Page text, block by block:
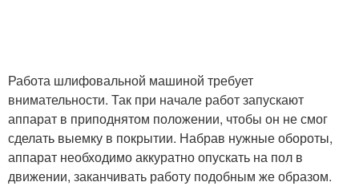
Работа шлифовальной машиной требует
внимательности. Так при начале работ запускают
аппарат в приподнятом положении, чтобы он не смог
сделать выемку в покрытии. Набрав нужные обороты,
аппарат необходимо аккуратно опускать на пол в
движении, заканчивать работу подобным же образом.